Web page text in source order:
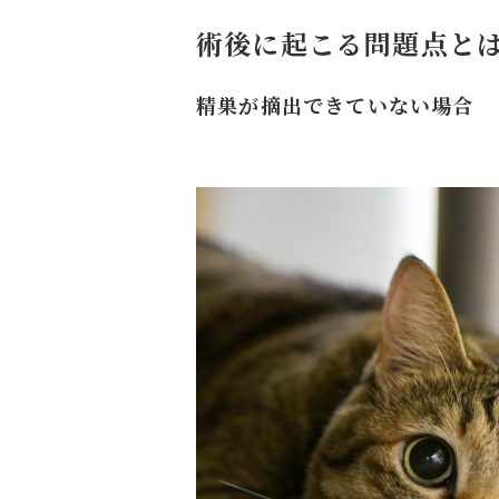
術後に起こる問題点と
精巣が摘出できていない場合